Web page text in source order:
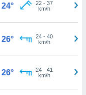
24° 22- 37
km/h
26° 24- 40
km/h
26° 24- 41
km/h